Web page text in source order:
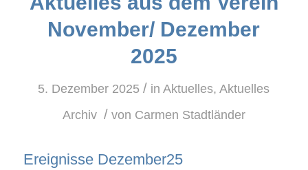
November/ Dezember
2025
5. Dezember 2025 / inAktuelles,Aktuelles
Archiv / von Carmen Stadtländer
Ereignisse Dezember25